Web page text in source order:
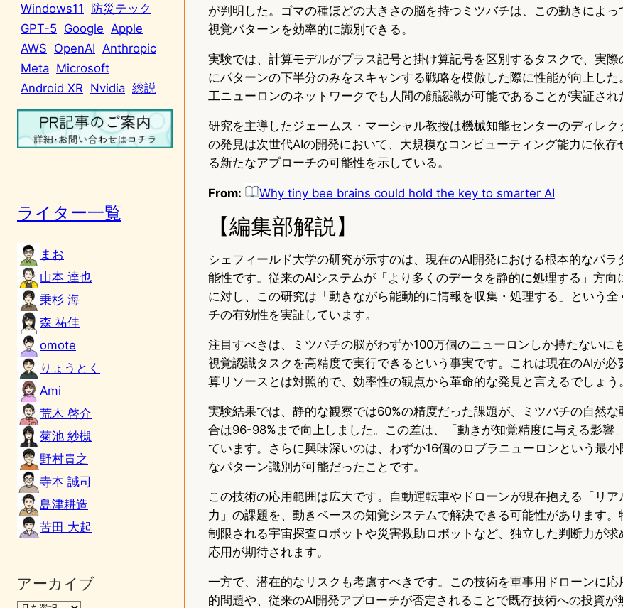
Windows11
防災テック
GPT-5 Google Apple
AWS OpenAI Anthropic
Meta Microsoft
Android XR Nvidia 総説
ライター一覧
まお
山本 達也
乗杉 海
森 祐佳
omote
りょうとく
Ami
荒木 啓介
菊池 紗槻
野村貴之
寺本 誠司
島津耕造
苦田 大起
アーカイブ
が判明した。ゴマの種ほどの大きさの脳を持つミツバチは、この動きによっ
視覚パターンを効率的に識別できる。
実験では、計算モデルがプラス記号と掛け算記号を区別するタスクで、実際
にパターンの下半分のみをスキャンする戦略を模倣した際に性能が向上した
工ニューロンのネットワークでも人間の顔認識が可能であることが実証され
研究を主導したジェームス・マーシャル教授は機械知能センターのディレク
の発見は次世代AIの開発において、大規模なコンピューティング能力に依存
る新たなアプローチの可能性を示している。
From: Why tiny bee brains could hold the key to smarter AI
【編集部解説】
シェフィールド大学の研究が示すのは、現在のAI開発における根本的なパラ
能性です。従来のAIシステムが「より多くのデータを静的に処理する」方向
に対し、この研究は「動きながら能動的に情報を収集・処理する」という全
チの有効性を実証しています。
注目すべきは、ミツバチの脳がわずか100万個のニューロンしか持たないに
視覚認識タスクを高精度で実行できるという事実です。これは現在のAIが必
算リソースとは対照的で、効率性の観点から革命的な発見と言えるでしょう。
実験結果では、静的な観察では60%の精度だった課題が、ミツバチの自然
合は96-98%まで向上しました。この差は、「動きが知覚精度に与える影響
ています。さらに興味深いのは、わずか16個のロブラニューロンという最
なパターン識別が可能だったことです。
この技術の応用範囲は広大です。自動運転車やドローンが現在抱える「リ
力」の課題を、動きベースの知覚システムで解決できる可能性があります
制限される宇宙探査ロボットや災害救助ロボットなど、独立した判断力が
応用が期待されます。
一方で、潜在的なリスクも考慮すべきです。この技術を軍事用ドローンに応
的問題や、従来のAI開発アプローチが否定されることで既存技術への投資が